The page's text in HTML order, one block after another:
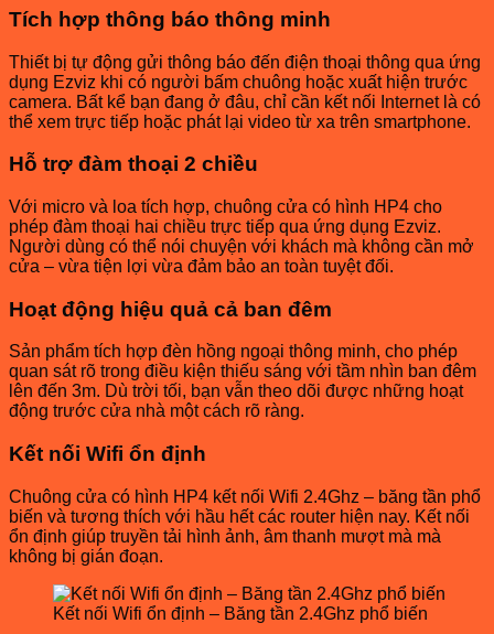
Tích hợp thông báo thông minh
Thiết bị tự động gửi thông báo đến điện thoại thông qua ứng
dụng Ezviz khi có người bấm chuông hoặc xuất hiện trước
camera. Bất kể bạn đang ở đâu, chỉ cần kết nối Internet là có
thể xem trực tiếp hoặc phát lại video từ xa trên smartphone.
Hỗ trợ đàm thoại 2 chiều
Với micro và loa tích hợp, chuông cửa có hình HP4 cho
phép đàm thoại hai chiều trực tiếp qua ứng dụng Ezviz.
Người dùng có thể nói chuyện với khách mà không cần mở
cửa – vừa tiện lợi vừa đảm bảo an toàn tuyệt đối.
Hoạt động hiệu quả cả ban đêm
Sản phẩm tích hợp đèn hồng ngoại thông minh, cho phép
quan sát rõ trong điều kiện thiếu sáng với tầm nhìn ban đêm
lên đến 3m. Dù trời tối, bạn vẫn theo dõi được những hoạt
động trước cửa nhà một cách rõ ràng.
Kết nối Wifi ổn định
Chuông cửa có hình HP4 kết nối Wifi 2.4Ghz – băng tần phổ
biến và tương thích với hầu hết các router hiện nay. Kết nối
ổn định giúp truyền tải hình ảnh, âm thanh mượt mà mà
không bị gián đoạn.
Kết nối Wifi ổn định – Băng tần 2.4Ghz phổ biến